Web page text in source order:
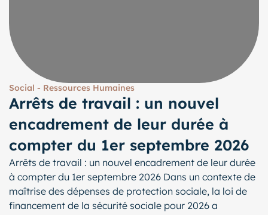
Social - Ressources Humaines
Arrêts de travail : un nouvel
encadrement de leur durée à
compter du 1er septembre 2026
Arrêts de travail : un nouvel encadrement de leur durée
à compter du 1er septembre 2026 Dans un contexte de
maîtrise des dépenses de protection sociale, la loi de
financement de la sécurité sociale pour 2026 a